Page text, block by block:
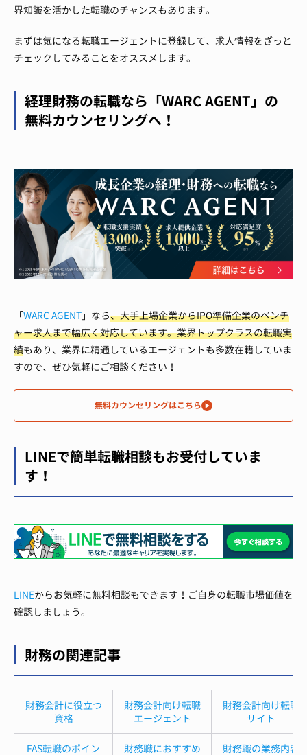
界知識を活かした転職のチャンスもあります。
まずは気になる転職エージェントに登録して、求人情報をざっと
チェックしてみることをオススメします。
経理財務の転職なら「WARC AGENT」の
無料カウンセリングへ！
「WARC AGENT 」なら、大手上場企業からIPO準備企業のベンチ
ャー求人まで幅広く対応しています。業界トップクラスの転職実
績もあり、業界に精通しているエージェントも多数在籍していま
すので、ぜひ気軽にご相談ください！
無料カウンセリングはこちら
LINEで簡単転職相談もお受付していま
す！
LINEからお気軽に無料相談もできます！ご自身の転職市場価値を
確認しましょう。
財務の関連記事
財務会計に役立つ
資格
財務会計向け転職
エージェント
財務会計向け転職
サイト
FAS転職のポイン
財務職におすすめ
財務職の業務内容